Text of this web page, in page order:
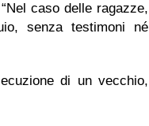
caso delle ragazze,
senza testimoni né
di un vecchio,